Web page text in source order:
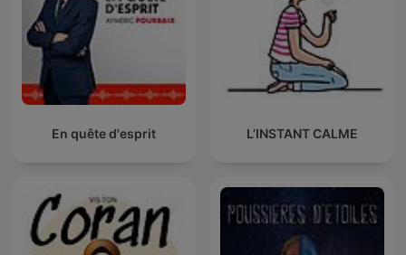
En quête d'esprit L’INSTANT CALME